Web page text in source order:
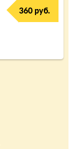
360 руб.